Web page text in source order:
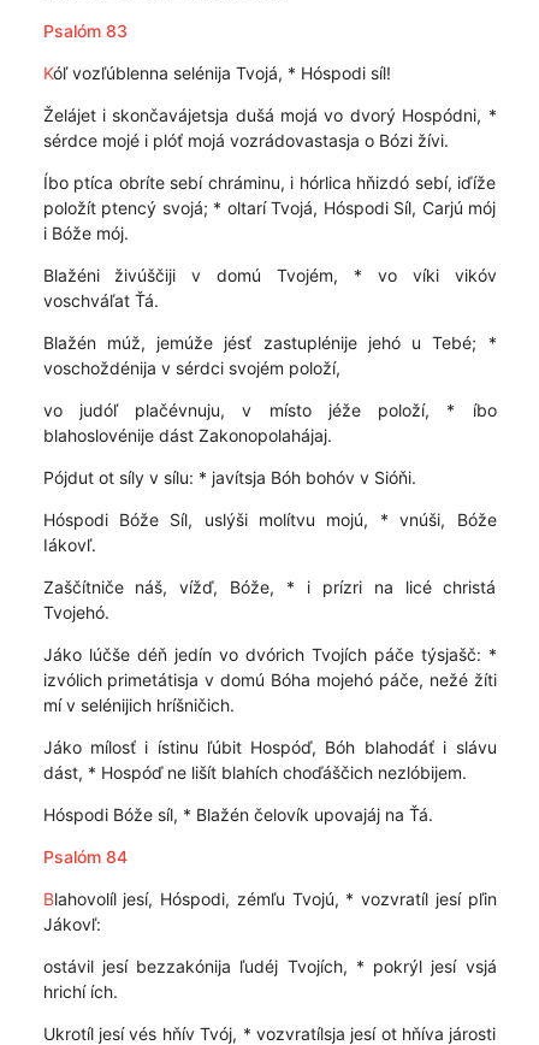
Psalóm 83
Kóľ vozľúblenna selénija Tvojá, * Hóspodi síl!
Želájet i skončavájetsja dušá mojá vo dvorý Hospódni, *
sérdce mojé i plóť mojá vozrádovastasja o Bózi žívi.
Íbo ptíca obríte sebí chráminu, i hórlica hňizdó sebí, iďíže
položít ptencý svojá; * oltarí Tvojá, Hóspodi Síl, Carjú mój
i Bóže mój.
Blažéni živúščiji v domú Tvojém, * vo víki vikóv
voschváľat Ťá.
Blažén múž, jemúže jésť zastuplénije jehó u Tebé; *
voschoždénija v sérdci svojém položí,
vo judóľ plačévnuju, v místo jéže položí, * íbo
blahoslovénije dást Zakonopolahájaj.
Pójdut ot síly v sílu: * javítsja Bóh bohóv v Sióňi.
Hóspodi Bóže Síl, uslýši molítvu mojú, * vnúši, Bóže
Iákovľ.
Zaščítniče náš, vížď, Bóže, * i prízri na licé christá
Tvojehó.
Jáko lúčše déň jedín vo dvórich Tvojích páče týsjašč: *
izvólich primetátisja v domú Bóha mojehó páče, nežé žíti
mí v selénijich hríšničich.
Jáko mílosť i ístinu ľúbit Hospóď, Bóh blahodáť i slávu
dást, * Hospóď ne lišít blahích choďáščich nezlóbijem.
Hóspodi Bóže síl, * Blažén čelovík upovajáj na Ťá.
Psalóm 84
Blahovolíl jesí, Hóspodi, zémľu Tvojú, * vozvratíl jesí pľin
Jákovľ:
ostávil jesí bezzakónija ľudéj Tvojích, * pokrýl jesí vsjá
hrichí ích.
Ukrotíl jesí vés hňív Tvój, * vozvratílsja jesí ot hňíva járosti